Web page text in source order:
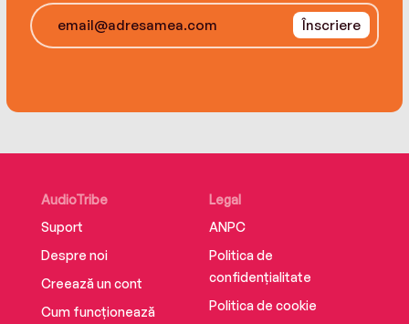
Înscriere
AudioTribe
Suport
Despre noi
Creează un cont
Cum funcționează
Legal
ANPC
Politica de
confidențialitate
Politica de cookie